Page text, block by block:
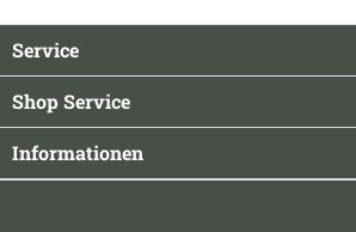
Service
Shop Service
Informationen